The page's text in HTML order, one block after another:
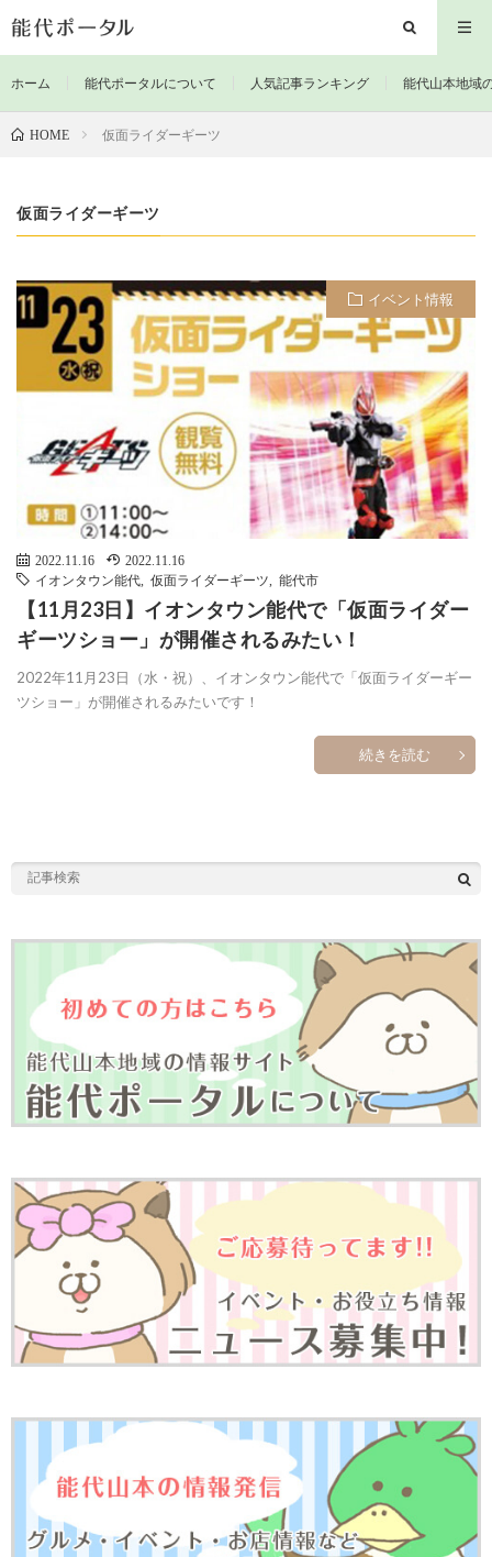
ホーム 能代ポータルについて 人気記事ランキング 能代山本地域
HOME 仮面ライダーギーツ
仮面ライダーギーツ
イベント情報
2022.11.16
2022.11.16
イオンタウン能代
仮面ライダーギーツ 能代市
【11月23日】イオンタウン能代で「仮面ライダー
ギーツショー」が開催されるみたい！
2022年11月23日（水・祝）、イオンタウン能代で「仮面ライダーギー
ツショー」が開催されるみたいです！
続きを読む